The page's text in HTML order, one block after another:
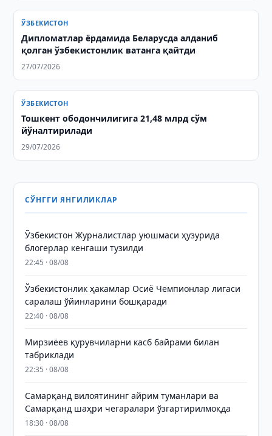
ЎЗБЕКИСТОН
Дипломатлар ёрдамида Беларусда алданиб
қолган ўзбекистонлик ватанга қайтди
27/07/2026
ЎЗБЕКИСТОН
Тошкент ободончилигига 21,48 млрд сўм
йўналтирилади
29/07/2026
СЎНГГИ ЯНГИЛИКЛАР
Ўзбекистон Журналистлар уюшмаси ҳузурида
блогерлар кенгаши тузилди
22:45 · 08/08
Ўзбекистонлик ҳакамлар Осиё Чемпионлар лигаси
саралаш ўйинларини бошқаради
22:40 · 08/08
Мирзиёев қурувчиларни касб байрами билан
табриклади
22:35 · 08/08
Самарқанд вилоятининг айрим туманлари ва
Самарқанд шаҳри чегаралари ўзгартирилмоқда
18:30 · 08/08